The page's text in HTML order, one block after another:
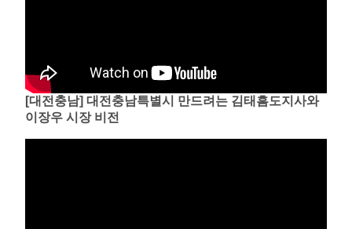
[대전충남] 대전충남특별시 만드려는 김태흠도지사와
이장우 시장 비전